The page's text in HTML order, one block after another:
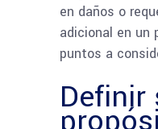
en daños o
adicional en un
puntos a
Definir